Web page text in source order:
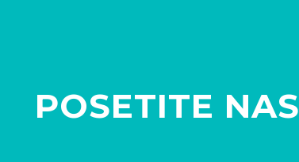
POSETITE NAS